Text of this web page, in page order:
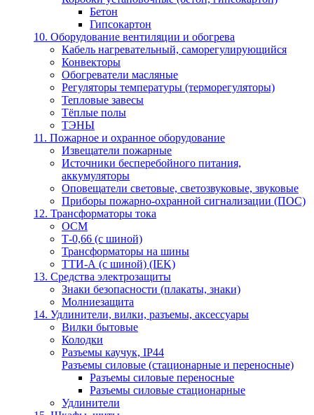
Бетон
Гипсокартон
10. Оборудование вентиляции и обогрева
Кабель нагревательный, саморегулирующийся
Конвекторы
Обогреватели масляные
Регуляторы температуры (терморегуляторы)
Тепловые завесы
Тёплые полы
ТЭНЫ
11. Пожарное и охранное оборудование
Извещатели пожарные
Источники бесперебойного питания,
аккумуляторы
Оповещатели световые, светозвуковые, звуковые
Приборы пожарно-охранной сигнализации (ПОС)
12. Трансформаторы тока
ОСМ
Т-0,66 (с шиной)
Трансформаторы на шины
ТТИ-А (с шиной) (IEK)
13. Средства электрозащиты
Знаки безопасности (плакаты, знаки)
Молниезащита
14. Удлинители, вилки, разъемы, аксессуары
Вилки бытовые
Колодки
Разъемы каучук, IP44
Разъемы силовые (стационарные и переносные)
Разъемы силовые переносные
Разъемы силовые стационарные
Удлинители